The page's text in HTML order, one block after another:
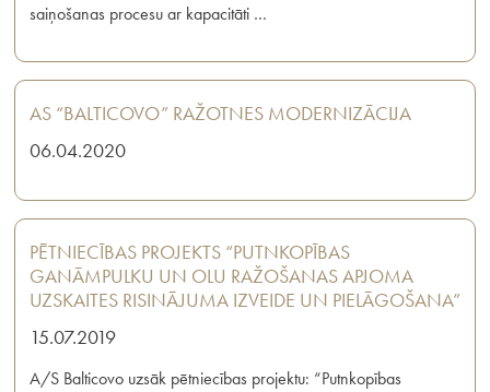
saiņošanas procesu ar kapacitāti …
AS “BALTICOVO” RAŽOTNES MODERNIZĀCIJA
06.04.2020
PĒTNIECĪBAS PROJEKTS “PUTNKOPĪBAS
GANĀMPULKU UN OLU RAŽOŠANAS APJOMA
UZSKAITES RISINĀJUMA IZVEIDE UN PIELĀGOŠANA”
15.07.2019
A/S Balticovo uzsāk pētniecības projektu: “Putnkopības